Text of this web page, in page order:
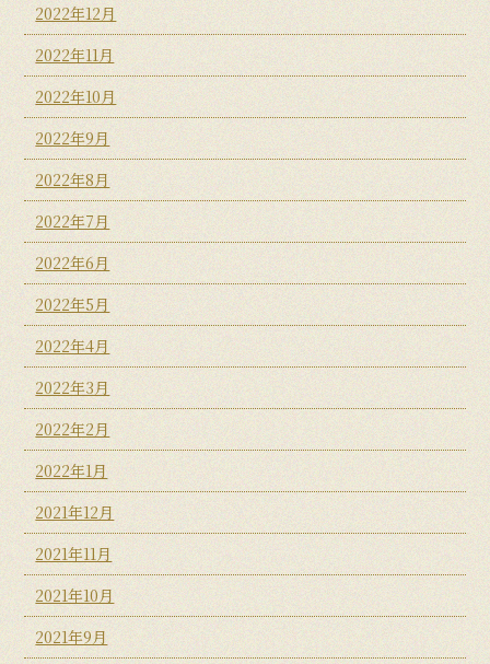
2022年12月
2022年11月
2022年10月
2022年9月
2022年8月
2022年7月
2022年6月
2022年5月
2022年4月
2022年3月
2022年2月
2022年1月
2021年12月
2021年11月
2021年10月
2021年9月